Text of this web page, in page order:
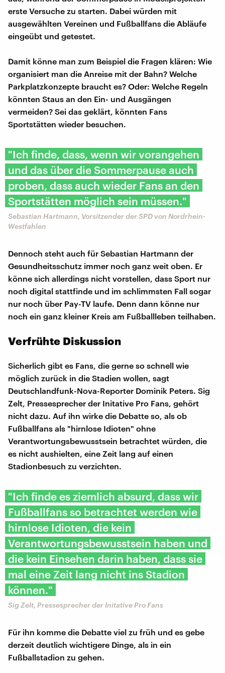
erste Versuche zu starten. Dabei würden mit
ausgewählten Vereinen und Fußballfans die Abläufe
eingeübt und getestet.
Damit könne man zum Beispiel die Fragen klären: Wie
organisiert man die Anreise mit der Bahn? Welche
Parkplatzkonzepte braucht es? Oder: Welche Regeln
könnten Staus an den Ein- und Ausgängen
vermeiden? Sei das geklärt, könnten Fans
Sportstätten wieder besuchen.
"Ich finde, dass, wenn wir vorangehen
und das über die Sommerpause auch
proben, dass auch wieder Fans an den
Sportstätten möglich sein müssen."
Sebastian Hartmann, Vorsitzender der SPD von Nordrhein-
Westfahlen
Dennoch steht auch für Sebastian Hartmann der
Gesundheitsschutz immer noch ganz weit oben. Er
könne sich allerdings nicht vorstellen, dass Sport nur
noch digital stattfinde und im schlimmsten Fall sogar
nur noch über Pay-TV laufe. Denn dann könne nur
noch ein ganz kleiner Kreis am Fußballleben teilhaben.
Verfrühte Diskussion
Sicherlich gibt es Fans, die gerne so schnell wie
möglich zurück in die Stadien wollen, sagt
Deutschlandfunk-Nova-Reporter Dominik Peters. Sig
Zelt, Pressesprecher der Initative Pro Fans, gehört
nicht dazu. Auf ihn wirke die Debatte so, als ob
Fußballfans als "hirnlose Idioten" ohne
Verantwortungsbewusstsein betrachtet würden, die
es nicht aushielten, eine Zeit lang auf einen
Stadionbesuch zu verzichten.
"Ich finde es ziemlich absurd, dass wir
Fußballfans so betrachtet werden wie
hirnlose Idioten, die kein
Verantwortungsbewusstsein haben und
die kein Einsehen darin haben, dass sie
mal eine Zeit lang nicht ins Stadion
können."
Sig Zelt, Pressesprecher der Initative Pro Fans
Für ihn komme die Debatte viel zu früh und es gebe
derzeit deutlich wichtigere Dinge, als in ein
Fußballstadion zu gehen.